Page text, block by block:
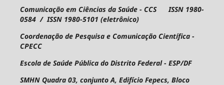
Comunicação em Ciências da Saúde - CCS ISSN 1980-
0584 / ISSN 1980-5101 (eletrônico)
Coordenação de Pesquisa e Comunicação Científica -
CPECC
Escola de Saúde Pública do Distrito Federal - ESP/DF
SMHN Quadra 03, conjunto A, Edifício Fepecs, Bloco